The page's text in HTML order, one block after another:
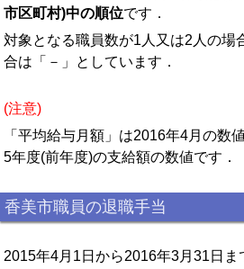
市区町村)中の順位です．
対象となる職員数が1人又は2人の場
合は「－」としています．
(注意)
「平均給与月額」は2016年4月の数
5年度(前年度)の支給額の数値です．
香美市職員の退職手当
2015年4月1日から2016年3月31日